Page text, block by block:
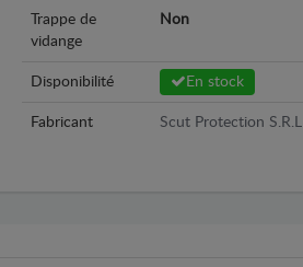
Trappe de
vidange
Non
Disponibilité En stock
Fabricant Scut Protection S.R.L